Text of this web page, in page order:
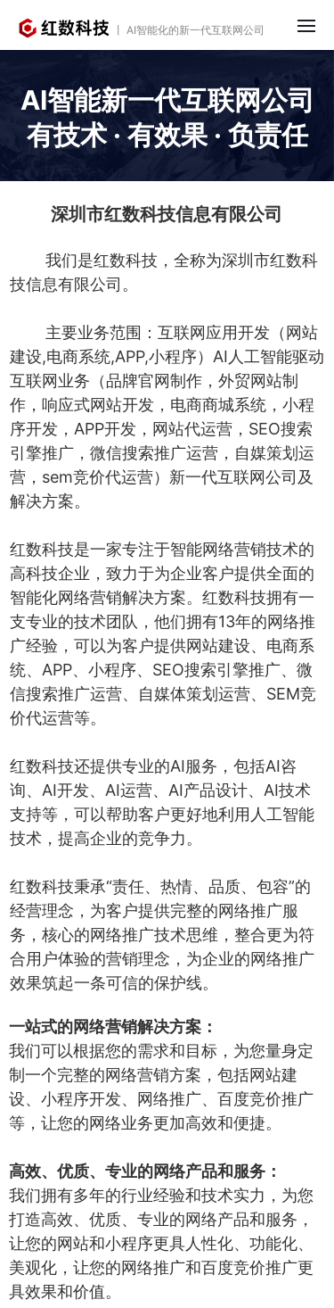
丨 AI智能化的新一代互联网公司
AI智能新一代互联网公司
有技术 · 有效果 · 负责任
深圳市红数科技信息有限公司
我们是红数科技，全称为深圳市红数科
技信息有限公司。
主要业务范围：互联网应用开发（网站
建设,电商系统,APP,小程序）AI人工智能驱动
互联网业务（品牌官网制作，外贸网站制
作，响应式网站开发，电商商城系统，小程
序开发，APP开发，网站代运营，SEO搜索
引擎推广，微信搜索推广运营，自媒策划运
营，sem竞价代运营）新一代互联网公司及
解决方案。
红数科技是一家专注于智能网络营销技术的
高科技企业，致力于为企业客户提供全面的
智能化网络营销解决方案。红数科技拥有一
支专业的技术团队，他们拥有13年的网络推
广经验，可以为客户提供网站建设、电商系
统、APP、小程序、SEO搜索引擎推广、微
信搜索推广运营、自媒体策划运营、SEM竞
价代运营等。
红数科技还提供专业的AI服务，包括AI咨
询、AI开发、AI运营、AI产品设计、AI技术
支持等，可以帮助客户更好地利用人工智能
技术，提高企业的竞争力。
红数科技秉承“责任、热情、品质、包容”的
经营理念，为客户提供完整的网络推广服
务，核心的网络推广技术思维，整合更为符
合用户体验的营销理念，为企业的网络推广
效果筑起一条可信的保护线。
一站式的网络营销解决方案：
我们可以根据您的需求和目标，为您量身定
制一个完整的网络营销方案，包括网站建
设、小程序开发、网络推广、百度竞价推广
等，让您的网络业务更加高效和便捷。
高效、优质、专业的网络产品和服务：
我们拥有多年的行业经验和技术实力，为您
打造高效、优质、专业的网络产品和服务，
让您的网站和小程序更具人性化、功能化、
美观化，让您的网络推广和百度竞价推广更
具效果和价值。